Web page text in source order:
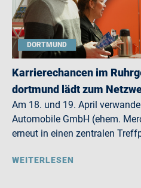
DORTMUND
Karrierechancen im
dortmund lädt zum
Am 18. und 19. April
Automobile GmbH (ehem.
erneut in einen zentralen
WEITERLESEN